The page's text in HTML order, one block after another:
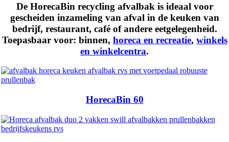
De HorecaBin recycling afvalbak is ideaal voor
gescheiden inzameling van afval in de keuken van
bedrijf, restaurant, café of andere eetgelegenheid.
Toepasbaar voor: binnen, horeca en recreatie, winkels
en winkelcentra.
HorecaBin 60